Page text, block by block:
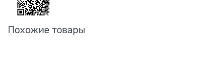
Похожие товары